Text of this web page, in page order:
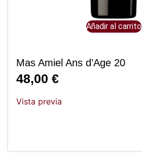
Añadir al carrito
Mas Amiel Ans d’Age 20
48,00 €
Vista previa